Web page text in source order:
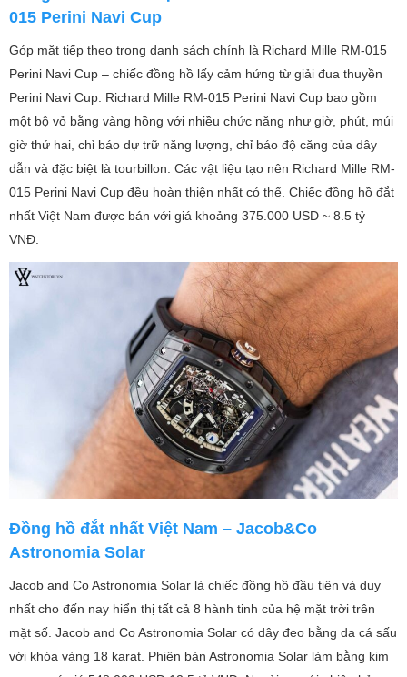
015 Perini Navi Cup
Góp mặt tiếp theo trong danh sách chính là Richard Mille RM-015
Perini Navi Cup – chiếc đồng hồ lấy cảm hứng từ giải đua thuyền
Perini Navi Cup. Richard Mille RM-015 Perini Navi Cup bao gồm
một bộ vỏ bằng vàng hồng với nhiều chức năng như giờ, phút, múi
giờ thứ hai, chỉ báo dự trữ năng lượng, chỉ báo độ căng của dây
dẫn và đặc biệt là tourbillon. Các vật liệu tạo nên Richard Mille RM-
015 Perini Navi Cup đều hoàn thiện nhất có thể. Chiếc đồng hồ đắt
nhất Việt Nam được bán với giá khoảng 375.000 USD ~ 8.5 tỷ
VNĐ.
Đồng hồ đắt nhất Việt Nam – Jacob&Co
Astronomia Solar
Jacob and Co Astronomia Solar là chiếc đồng hồ đầu tiên và duy
nhất cho đến nay hiển thị tất cả 8 hành tinh của hệ mặt trời trên
mặt số. Jacob and Co Astronomia Solar có dây đeo bằng da cá sấu
với khóa vàng 18 karat. Phiên bản Astronomia Solar làm bằng kim